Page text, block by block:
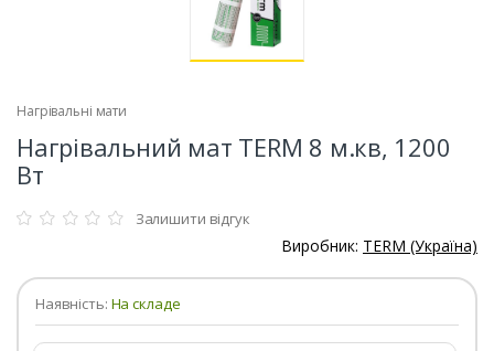
Нагрівальні мати
Нагрівальний мат TERM 8 м.кв, 1200
Вт
Залишити відгук
Виробник: TERM (Україна)
Наявність: На складе